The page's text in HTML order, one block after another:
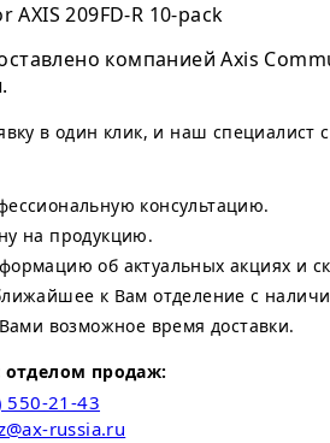
AXIS 209FD-R 10-pack
компанией Axis
в один клик, и наш
консультацию.
на продукцию.
об актуальных акциях и
к Вам отделение с
возможное время доставки.
отделом продаж:
550-21-43
russia.ru